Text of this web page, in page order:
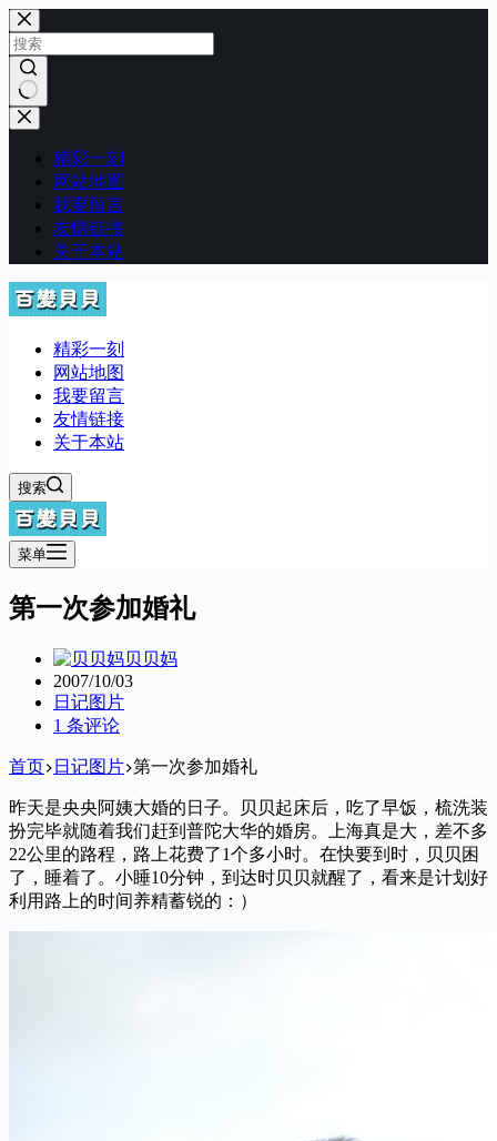
跳
至
内
容
无
精彩一刻
网站地图
我要留言
友情链接
关于本站
精彩一刻
网站地图
我要留言
友情链接
关于本站
搜索
菜单
第一次参加婚礼
贝贝妈
2007/10/03
日记图片
1 条评论
首页 日记图片 第一次参加婚礼
昨天是央央阿姨大婚的日子。贝贝起床后，吃了早饭，梳洗装
扮完毕就随着我们赶到普陀大华的婚房。上海真是大，差不多
22公里的路程，路上花费了1个多小时。在快要到时，贝贝困
了，睡着了。小睡10分钟，到达时贝贝就醒了，看来是计划好
利用路上的时间养精蓄锐的：）